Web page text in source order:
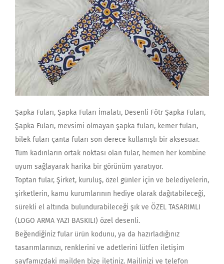
Şapka Fuları, Şapka Fuları İmalatı, Desenli Fötr Şapka Fuları,
Şapka Fuları, mevsimi olmayan şapka fuları, kemer fuları,
bilek fuları çanta fuları son derece kullanışlı bir aksesuar.
Tüm kadınların ortak noktası olan fular, hemen her kombine
uyum sağlayarak harika bir görünüm yaratıyor.
Toptan fular, Şirket, kuruluş, özel günler için ve belediyelerin,
şirketlerin, kamu kurumlarının hediye olarak dağıtabileceği,
sürekli el altında bulundurabileceği şık ve ÖZEL TASARIMLI
(LOGO ARMA YAZI BASKILI) özel desenli.
Beğendiğiniz fular ürün kodunu, ya da hazırladığınız
tasarımlarınızı, renklerini ve adetlerini lütfen iletişim
sayfamızdaki mailden bize iletiniz. Mailinizi ve telefon